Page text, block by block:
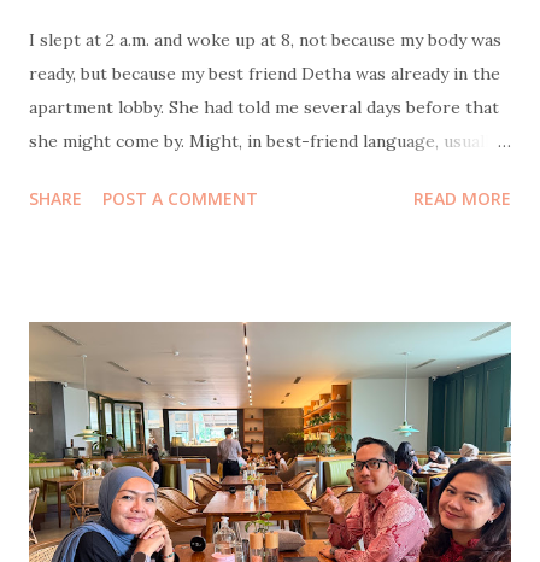
I slept at 2 a.m. and woke up at 8, not because my body was
ready, but because my best friend Detha was already in the
apartment lobby. She had told me several days before that
she might come by. Might, in best-friend language, usually
morning walk around the botanical garden, chasing sweat
mornings like that are made for sleeping in, not cardio. So
since the entire household was still asleep, I went down
alone and we talked in the lobby instead. Life updates
flowed easily. Surgery stories, health check-ins, holiday
plans, and then heavier things, like the bullying her
teenager has been facing at school. The kind of
conversation that reminds you how friendship isn’t about
SHARE POST A COMMENT READ MORE